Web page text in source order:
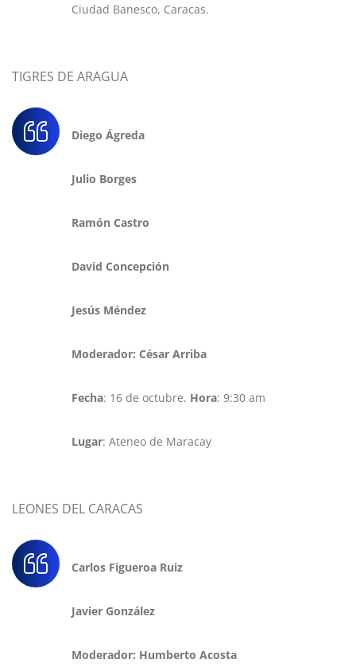
Ciudad Banesco, Caracas.
TIGRES DE ARAGUA
Diego Ágreda
Julio Borges
Ramón Castro
David Concepción
Jesús Méndez
Moderador: César Arriba
Fecha: 16 de octubre. Hora: 9:30 am
Lugar: Ateneo de Maracay
LEONES DEL CARACAS
Carlos Figueroa Ruiz
Javier González
Moderador: Humberto Acosta